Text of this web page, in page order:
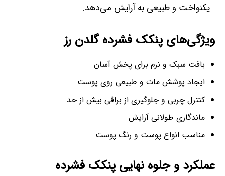
یکنواخت و طبیعی به آرایش می‌دهد.
ویژگی‌های پنکک فشرده گلدن رز
بافت سبک و نرم برای پخش آسان
ایجاد پوشش مات و طبیعی روی پوست
کنترل چربی و جلوگیری از براقی بیش از حد
ماندگاری طولانی آرایش
مناسب انواع پوست و رنگ پوست
عملکرد و جلوه نهایی پنکک فشرده